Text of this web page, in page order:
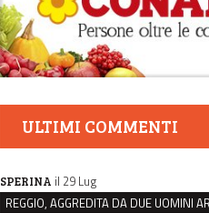
ULTIMI COMMENTI
SPERINA il 29 Lug